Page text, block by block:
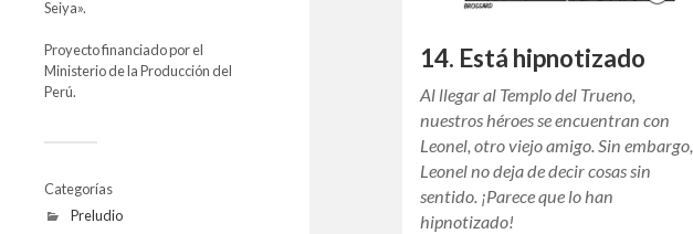
Seiya».
Proyecto financiado por el
Ministerio de la Producción del
Perú.
Categorías
Preludio
14. Está hipnotizado
Al llegar al Templo del Trueno,
nuestros héroes se encuentran con
Leonel, otro viejo amigo. Sin embargo,
Leonel no deja de decir cosas sin
sentido. ¡Parece que lo han
hipnotizado!